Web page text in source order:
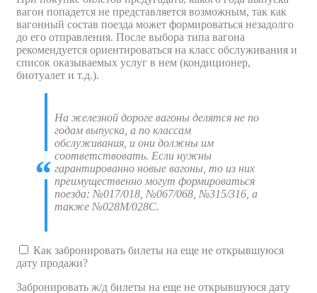
вагон попадется не представляется возможным, так как
вагонный состав поезда может формироваться незадолго
до его отправления. После выбора типа вагона
рекомендуется ориентироваться на класс обслуживания и
список оказываемых услуг в нем (кондиционер,
биотуалет и т.д.).
На железной дороге вагоны делятся не по
годам выпуска, а по классам
обслуживания, и они должны им
соответствовать. Если нужны
гарантированно новые вагоны, то из них
преимущественно могут формироваться
поезда: №017/018, №067/068, №315/316, а
также №028М/028С.
Как забронировать билеты на еще не открывшуюся
дату продажи?
Забронировать ж/д билеты на еще не открывшуюся дату